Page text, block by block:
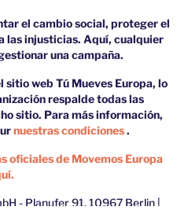
el cambio social, proteger el
las injusticias. Aquí, cualquier
una campaña.
sitio web Tú Mueves Europa, lo
respalde todas las
sitio. Para más información,
nuestras condiciones.
oficiales de Movemos Europa
- Planufer 91, 10967 Berlin |